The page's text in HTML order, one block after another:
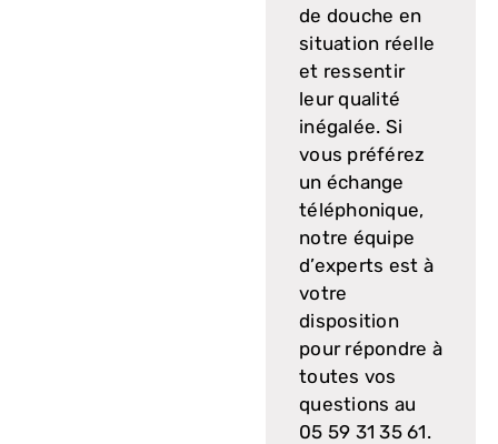
de douche en
situation réelle
et ressentir
leur qualité
inégalée. Si
vous préférez
un échange
téléphonique,
notre équipe
d’experts est à
votre
disposition
pour répondre à
toutes vos
questions au
05 59 31 35 61.